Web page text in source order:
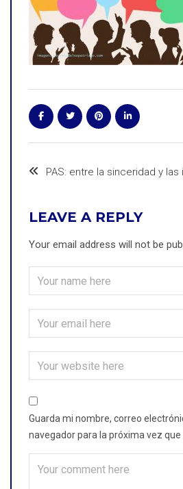
PAS: entre la sinceridad y
LEAVE A REPLY
Your email address will not be
Guarda mi nombre, correo
navegador para la próxima vez que